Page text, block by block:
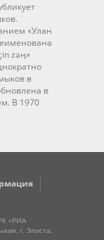
«Улан
zәң»
в
в
В 1970
«РИА
г. Элиста,